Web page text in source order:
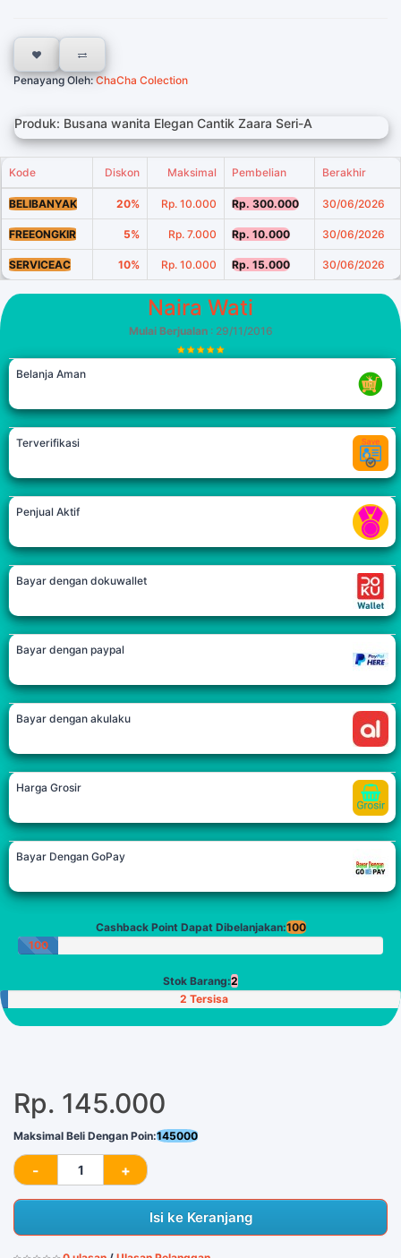
Penayang Oleh:ChaCha Colection
Produk: Busana wanita Elegan Cantik Zaara Seri-A
Kode Diskon Maksimal Pembelian Berakhir
BELIBANYAK 20% Rp. 10.000 Rp. 300.000 30/06/2026
FREEONGKIR 5% Rp. 7.000 Rp. 10.000 30/06/2026
SERVICEAC 10% Rp. 10.000 Rp. 15.000 30/06/2026
Naira Wati
Mulai Berjualan: 29/11/2016
Belanja Aman
Terverifikasi
Penjual Aktif
Bayar dengan dokuwallet
Bayar dengan paypal
Bayar dengan akulaku
Harga Grosir
Bayar Dengan GoPay
Cashback Point Dapat Dibelanjakan:100
100
Stok Barang:2
2 Tersisa
Rp. 145.000
Maksimal Beli Dengan Poin:145000
Isi ke Keranjang